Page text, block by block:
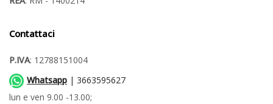
Contattaci
P.IVA: 12788151004
Whatsapp | 3663595627
lun e ven 9.00 -13.00;